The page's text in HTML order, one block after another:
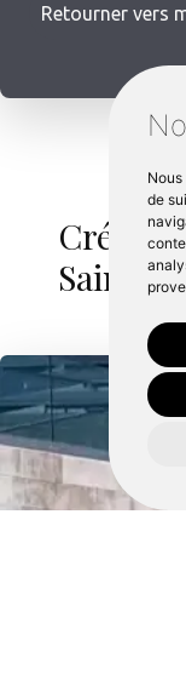
de
Retourner vers
Saint